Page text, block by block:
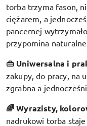
torba trzyma fason,
ciężarem, a
pancernej
przypomina naturalne
👜 Uniwersalna i
zakupy, do pracy, na
zgrabna a
🌈 Wyrazisty,
nadrukowi torba